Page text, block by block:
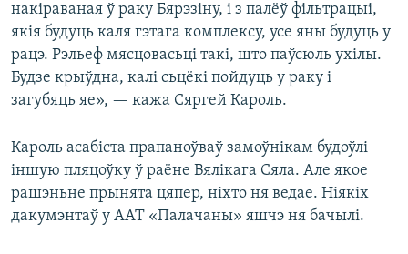
накіраваная ў раку Бярэзіну, і з палёў фільтрацыі,
якія будуць каля гэтага комплексу, усе яны будуць у
рацэ. Рэльеф мясцовасьці такі, што паўсюль ухілы.
Будзе крыўдна, калі сьцёкі пойдуць у раку і
загубяць яе», — кажа Сяргей Кароль.
Кароль асабіста прапаноўваў замоўнікам будоўлі
іншую пляцоўку ў раёне Вялікага Сяла. Але якое
рашэньне прынята цяпер, ніхто ня ведае. Ніякіх
дакумэнтаў у ААТ «Палачаны» яшчэ ня бачылі.